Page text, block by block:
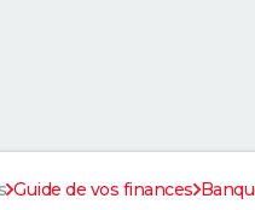
Guide de vos finances